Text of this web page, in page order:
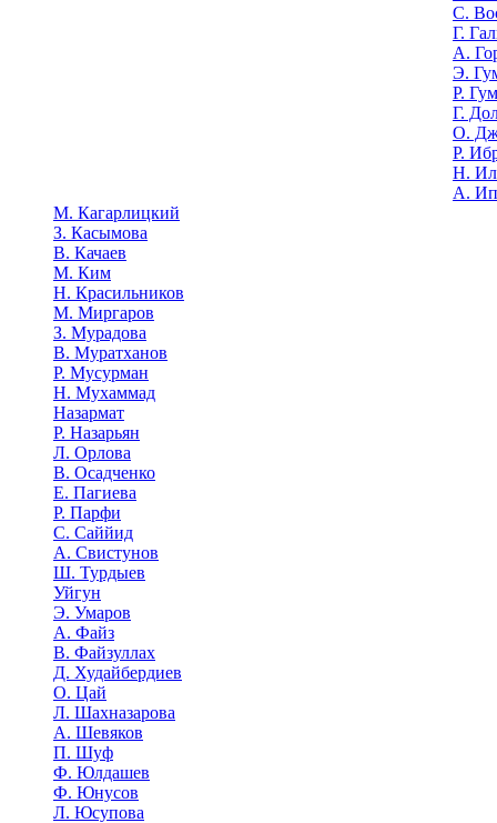
С.
Г.
А.
Э.
Р.
Г.
О.
Р.
Н.
А.
М. Кагарлицкий
З. Касымова
В. Качаев
М. Ким
Н. Красильников
М. Миргаров
З. Мурадова
В. Муратханов
Р. Мусурман
Н. Мухаммад
Назармат
Р. Назарьян
Л. Орлова
В. Осадченко
Е. Пагиева
Р. Парфи
С. Саййид
А. Свистунов
Ш. Турдыев
Уйгун
Э. Умаров
А. Файз
В. Файзуллах
Д. Худайбердиев
О. Цай
Л. Шахназарова
А. Шевяков
П. Шуф
Ф. Юлдашев
Ф. Юнусов
Л. Юсупова